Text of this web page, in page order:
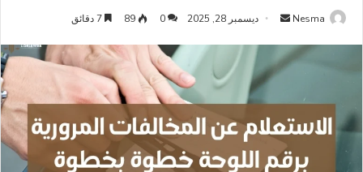
Nesma
أرسل
إلكترونيا
ديسمبر 28, 2025 0
89